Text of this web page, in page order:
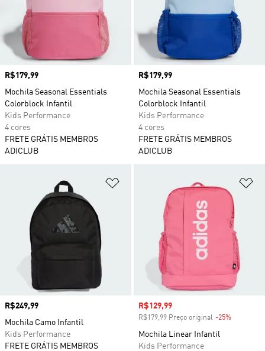
Preço
R$179,99
Mochila Seasonal Essentials
Colorblock Infantil
Kids Performance
4 cores
FRETE GRÁTIS MEMBROS
ADICLUB
Preço
R$179,99
Mochila Seasonal Essentials
Colorblock Infantil
Kids Performance
4 cores
FRETE GRÁTIS MEMBROS
ADICLUB
Adicionar à Lista de Desejos
Preço
R$249,99
Mochila Camo Infantil
Kids Performance
FRETE GRÁTIS MEMBROS
Preço com desconto
R$129,99
R$179,99 Preço original -25%
Mochila Linear Infantil
Kids Performance